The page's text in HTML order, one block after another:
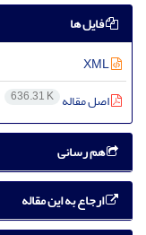
فایل ها
اصل مقاله 636.31 K
هم رسانی
ارجاع به این مقاله